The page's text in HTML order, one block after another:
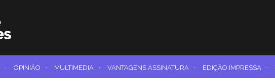
· OPINIÃO · MULTIMEDIA · VANTAGENS ASSINATURA · EDIÇÃO IMPRESSA ·